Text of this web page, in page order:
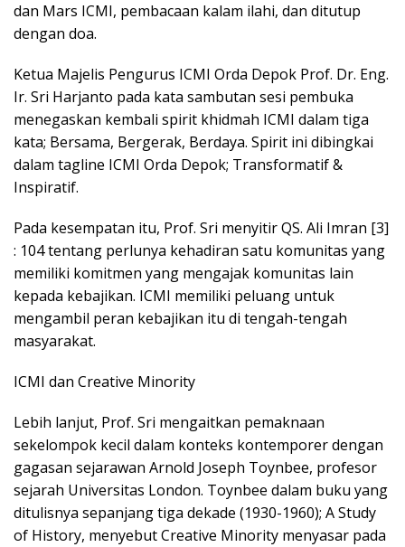
dan Mars ICMI, pembacaan kalam ilahi, dan ditutup
dengan doa.
Ketua Majelis Pengurus ICMI Orda Depok Prof. Dr. Eng.
Ir. Sri Harjanto pada kata sambutan sesi pembuka
menegaskan kembali spirit khidmah ICMI dalam tiga
kata; Bersama, Bergerak, Berdaya. Spirit ini dibingkai
dalam tagline ICMI Orda Depok; Transformatif &
Inspiratif.
Pada kesempatan itu, Prof. Sri menyitir QS. Ali Imran [3]
: 104 tentang perlunya kehadiran satu komunitas yang
memiliki komitmen yang mengajak komunitas lain
kepada kebajikan. ICMI memiliki peluang untuk
mengambil peran kebajikan itu di tengah-tengah
masyarakat.
ICMI dan Creative Minority
Lebih lanjut, Prof. Sri mengaitkan pemaknaan
sekelompok kecil dalam konteks kontemporer dengan
gagasan sejarawan Arnold Joseph Toynbee, profesor
sejarah Universitas London. Toynbee dalam buku yang
ditulisnya sepanjang tiga dekade (1930-1960); A Study
of History, menyebut Creative Minority menyasar pada